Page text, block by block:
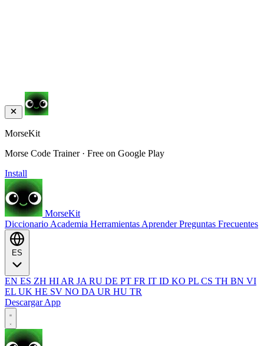
MorseKit
Morse Code Trainer · Free on Google Play
Install
MorseKit
Diccionario Academia Herramientas AprenderPreguntas Frecuentes
EN ES ZH HI AR JA RU DE PT FR IT ID KO PL CS TH BN VI
EL UK HE SV NO DA UR HU TR
Descargar App